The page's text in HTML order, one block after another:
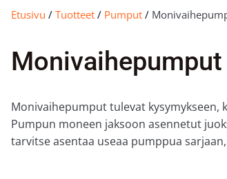
Etusivu / Tuotteet / Pumput /
Monivaihepumput
Monivaihepumput tulevat kysymykseen,
Pumpun moneen jaksoon asennetut
tarvitse asentaa useaa pumppua